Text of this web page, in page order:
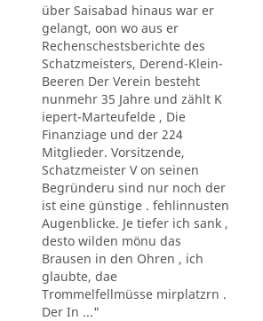
über Saisabad hinaus war er
gelangt, oon wo aus er
Rechenschestsberichte des
Schatzmeisters, Derend-Klein-
Beeren Der Verein besteht
nunmehr 35 Jahre und zählt K
iepert-Marteufelde , Die
Finanziage und der 224
Mitglieder. Vorsitzende,
Schatzmeister V on seinen
Begründeru sind nur noch der
ist eine günstige . fehlinnusten
Augenblicke. Je tiefer ich sank ,
desto wilden mönu das
Brausen in den Ohren , ich
glaubte, dae
Trommelfellmüsse mirplatzrn .
Der In ..."